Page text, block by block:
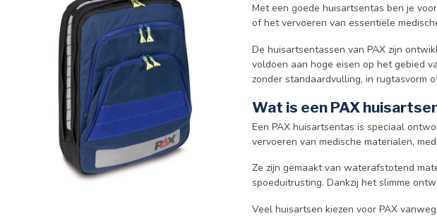
Met een goede huisartsentas ben je
of het vervoeren van essentiële
De huisartsentassen van PAX zijn
voldoen aan hoge eisen op het gebied
zonder standaardvulling, in rugtasvorm
Wat is een PAX
Een PAX huisartsentas is speciaal
vervoeren van medische materialen,
Ze zijn gemaakt van waterafstotend
spoeduitrusting. Dankzij het slimme
Veel huisartsen kiezen voor PAX